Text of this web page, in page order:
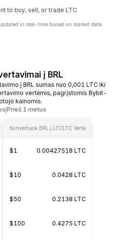
to buy, sell, or trade LTC
in real-time based on market data.
į BRL
į BRL sumas nuo 0,001 LTC iki
vertėmis, pagrįstomis Bybit-
kainomis.
Prieš 1 metus
Konvertuok BRL į LTCLTC Vertė
$1 0.00427518 LTC
$10 0.0428 LTC
$50 0.2138 LTC
$100 0.4275 LTC